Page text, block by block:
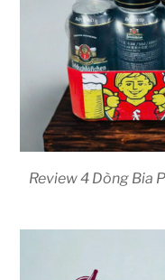
Review 4 Dòng Bia